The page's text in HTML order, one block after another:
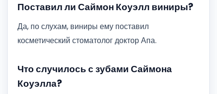
Поставил ли Саймон Коуэлл виниры?
Да, по слухам, виниры ему поставил
косметический стоматолог доктор Апа.
Что случилось с зубами Саймона
Коуэлла?